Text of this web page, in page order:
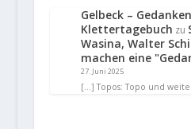
Gelbeck –
Klettertagebuch zu
Wasina, Walter
machen eine
27. Juni 2025
[…] Topos: Topo und